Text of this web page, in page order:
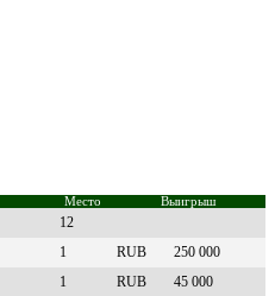
Место Выигрыш
12
1 RUB
250 000
1 RUB
45 000